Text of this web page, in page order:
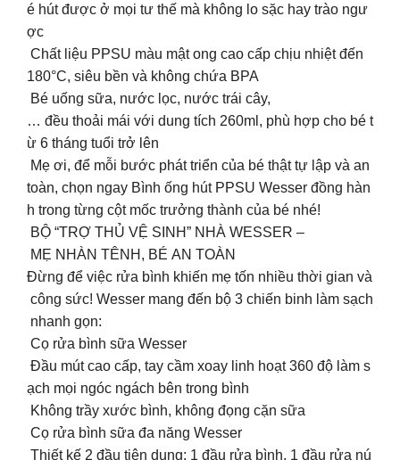
é hút được ở mọi tư thế mà không lo sặc hay trào ngư
ợc
Chất liệu PPSU màu mật ong cao cấp chịu nhiệt đến
180°C, siêu bền và không chứa BPA
Bé uống sữa, nước lọc, nước trái cây,
… đều thoải mái với dung tích 260ml, phù hợp cho bé t
ừ 6 tháng tuổi trở lên
Mẹ ơi, để mỗi bước phát triển của bé thật tự lập và an
toàn, chọn ngay Bình ống hút PPSU Wesser đồng hàn
h trong từng cột mốc trưởng thành của bé nhé!
BỘ “TRỢ THỦ VỆ SINH” NHÀ WESSER –
MẸ NHÀN TÊNH, BÉ AN TOÀN
Đừng để việc rửa bình khiến mẹ tốn nhiều thời gian và
công sức! Wesser mang đến bộ 3 chiến binh làm sạch
nhanh gọn:
Cọ rửa bình sữa Wesser
Đầu mút cao cấp, tay cầm xoay linh hoạt 360 độ làm s
ạch mọi ngóc ngách bên trong bình
Không trầy xước bình, không đọng cặn sữa
Cọ rửa bình sữa đa năng Wesser
Thiết kế 2 đầu tiện dụng: 1 đầu rửa bình, 1 đầu rửa nú